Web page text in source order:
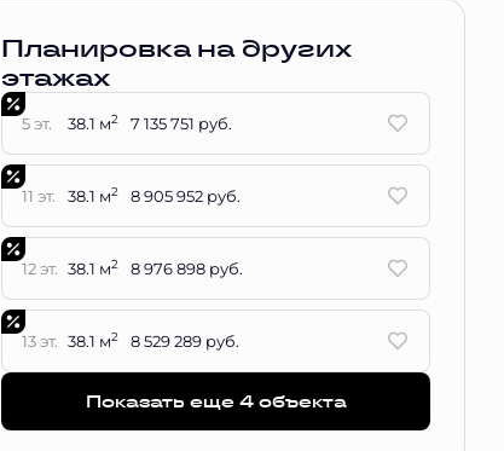
Планировка на других
этажах
5 эт. 38.1 м2 7 135 751 руб.
11 эт. 38.1 м2 8 905 952 руб.
12 эт. 38.1 м2 8 976 898 руб.
13 эт. 38.1 м2 8 529 289 руб.
Показать еще 4 объектa